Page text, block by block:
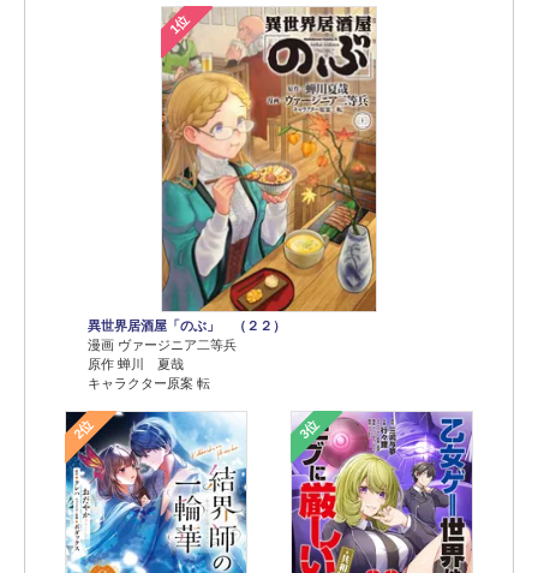
1位
異世界居酒屋「のぶ」 （２２）
漫画 ヴァージニア二等兵
原作 蝉川 夏哉
キャラクター原案 転
2位 3位